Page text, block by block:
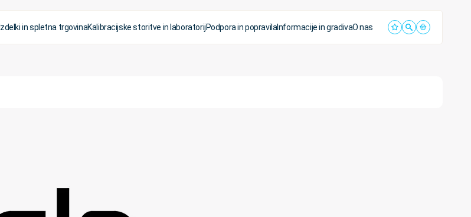
Izdelki in spletna trgovinaKalibracijske storitve in laboratorijPodpora in popravilaInformacije in gradivaO nas